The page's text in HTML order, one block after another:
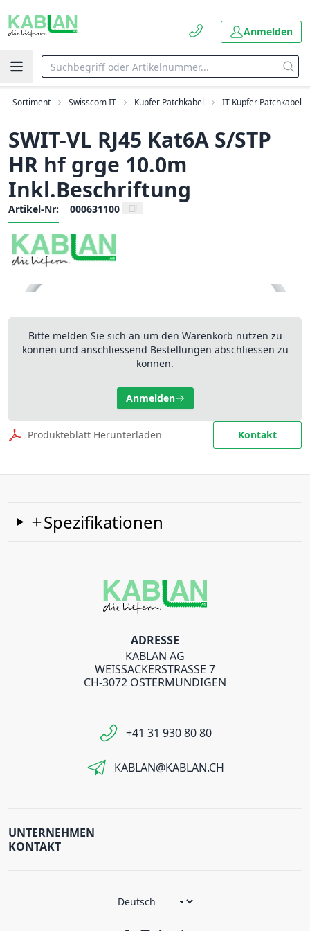
Anmelden
Sortiment Swisscom IT Kupfer Patchkabel IT Kupfer Patchkabel
SWIT-VL RJ45 Kat6A S/STP
HR hf grge 10.0m
Inkl.Beschriftung
Artikel-Nr: 000631100
Bitte melden Sie sich an um den Warenkorb nutzen zu
können und anschliessend Bestellungen abschliessen zu
können.
Anmelden
Produkteblatt Herunterladen Kontakt
Spezifikationen
ADRESSE
KABLAN AG
WEISSACKERSTRASSE 7
CH-3072 OSTERMUNDIGEN
+41 31 930 80 80
KABLAN@KABLAN.CH
UNTERNEHMEN
KONTAKT